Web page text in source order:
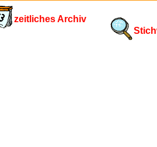
zeitliches Archiv